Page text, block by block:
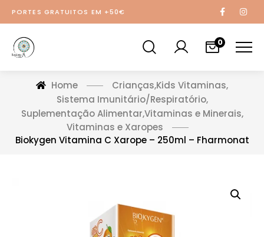
PORTES GRATUITOS EM +50€
0
Home Crianças,Kids Vitaminas,
Sistema Imunitário/Respiratório,
Suplementação Alimentar,Vitaminas e Minerais,
Vitaminas e Xaropes
Biokygen Vitamina C Xarope – 250ml – Fharmonat